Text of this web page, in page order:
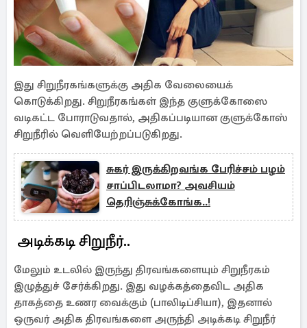
இது சிறுநீரகங்களுக்கு அதிக வேலையைக்
கொடுக்கிறது. சிறுநீரகங்கள் இந்த குளுக்கோஸை
வடிகட்ட போராடுவதால், அதிகப்படியான குளுக்கோஸ்
சிறுநீரில் வெளியேற்றப்படுகிறது.
சுகர் இருக்கிறவங்க பேரிச்சம் பழம்
சாப்பிடலாமா? அவசியம்
தெரிஞ்சுக்கோங்க..!
அடிக்கடி சிறுநீர்..
மேலும் உடலில் இருந்து திரவங்களையும் சிறுநீரகம்
இழுத்துச் சேர்க்கிறது. இது வழக்கத்தைவிட அதிக
தாகத்தை உணர வைக்கும் (பாலிடிப்சியா), இதனால்
ஒருவர் அதிக திரவங்களை அருந்தி அடிக்கடி சிறுநீர்